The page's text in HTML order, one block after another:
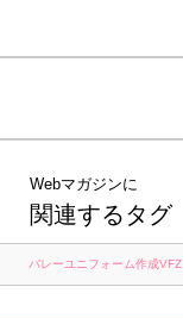
Webマガジンに
関連するタグ
バレーユニフォーム作成VFZ